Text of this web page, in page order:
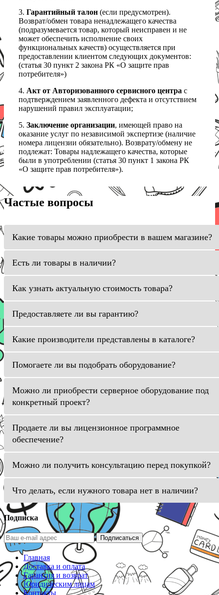
3. Гарантийный талон (если предусмотрен).
Возврат/обмен товара ненадлежащего качества
(подразумевается товар, который неисправен и не
может обеспечить исполнение своих
функциональных качеств) осуществляется при
предоставлении клиентом следующих документов:
(статья 30 пункт 2 закона РК «О защите прав
потребителя»)
4. Акт от Авторизованного сервисного центра с
подтверждением заявленного дефекта и отсутствием
нарушений правил эксплуатации;
5. Заключение организации, имеющей право на
оказание услуг по независимой экспертизе (наличие
номера лицензии обязательно). Возврату/обмену не
подлежат: Товары надлежащего качества, которые
были в употреблении (статья 30 пункт 1 закона РК
«О защите прав потребителя»).
Частые вопросы
Какие товары можно приобрести в вашем магазине?
Есть ли товары в наличии?
Как узнать актуальную стоимость товара?
Предоставляете ли вы гарантию?
Какие производители представлены в каталоге?
Помогаете ли вы подобрать оборудование?
Можно ли приобрести серверное оборудование под
конкретный проект?
Продаете ли вы лицензионное программное
обеспечение?
Можно ли получить консультацию перед покупкой?
Что делать, если нужного товара нет в наличии?
Подписка
Подписаться
Главная
Доставка и оплата
Гарантия и возврат
Юридическим лицам
Контакты